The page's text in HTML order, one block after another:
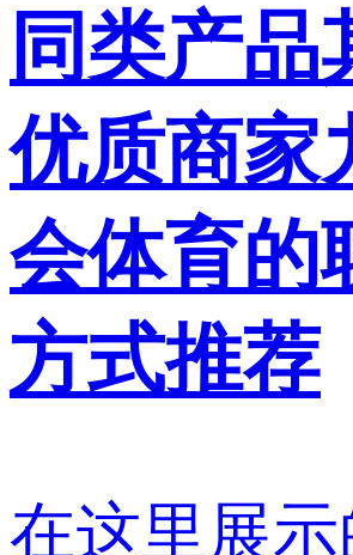
同类产品
优质商家
会体育的
方式推荐
在这里展